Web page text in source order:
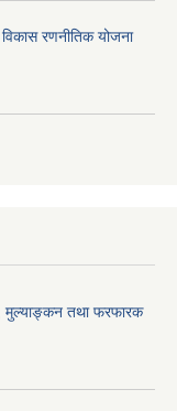
रणनीतिक योजना
मुल्याङ्कन तथा फरफारक